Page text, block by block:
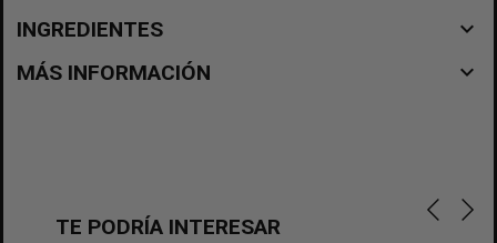
INGREDIENTES navigate_before
MÁS INFORMACIÓN navigate_before
TE PODRÍA INTERESAR